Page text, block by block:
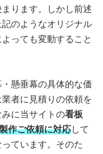
ります。しかし前述
のようなオリジナル
っても変動すること
懸垂幕の具体的な価
者に見積りの依頼を
に当サイトの看板
作ご依頼に対応して
ています。そのた